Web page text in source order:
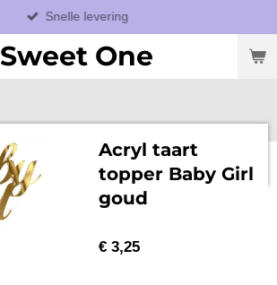
Sweet One
Snelle levering
Acryl taart
topper Baby Girl
goud
€ 3,25